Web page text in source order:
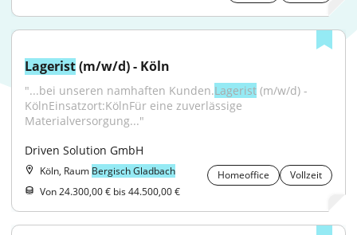
Lagerist (m/w/d) - Köln
"...bei unseren namhaften Kunden.Lagerist (m/w/d) -
KölnEinsatzort:KölnFür eine zuverlässige
Materialversorgung..."
Driven Solution GmbH
Köln, Raum Bergisch Gladbach Homeoffice
Vollzeit
Von 24.300,00 € bis 44.500,00 €